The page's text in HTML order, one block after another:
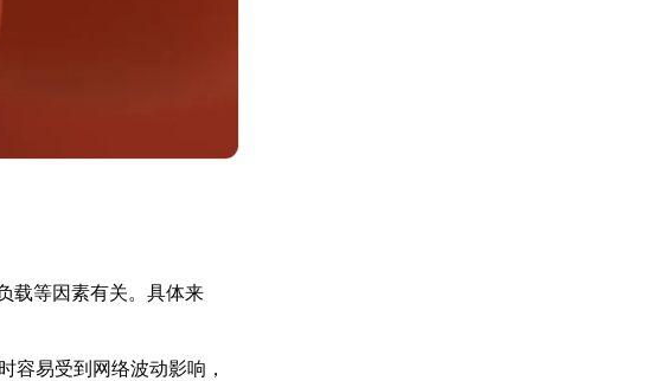
载等因素有关。具体来
容易受到网络波动影响，